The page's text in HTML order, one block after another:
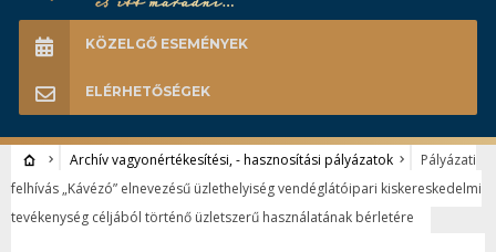
KÖZELGŐ ESEMÉNYEK
ELÉRHETŐSÉGEK
Archív vagyonértékesítési, - hasznosítási pályázatok
Pályázati
felhívás „Kávézó” elnevezésű üzlethelyiség vendéglátóipari kiskereskedelmi
tevékenység céljából történő üzletszerű használatának bérletére